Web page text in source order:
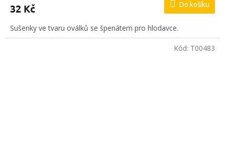
32 Kč Do košíku
Sušenky ve tvaru oválků se špenátem pro hlodavce.
Kód: T00483